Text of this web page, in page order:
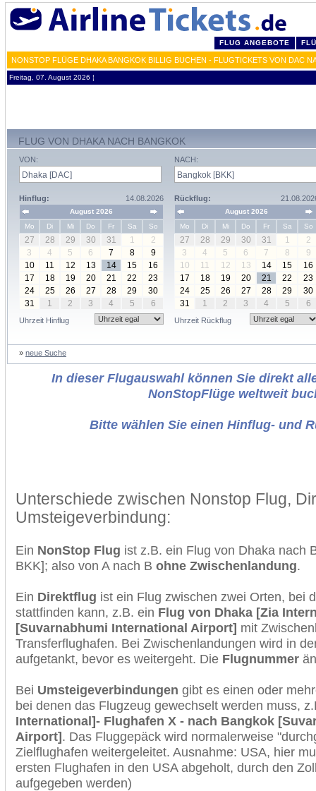
FLUG ANGEBOTE
NONSTOP FLÜGE DHAKA BANGKOK BILLIG BUCHEN - FLUGTICKETS VON DAC
Freitag, 07. August 2026 ¦
FLUG VON DHAKA NACH BANGKOK
VON:
Hinflug: 14.08.2026
August 2026
Mo
Di Mi Do Fr Sa So
27 28 29 30 31 1
2
3
4 5 6 7 8
9
10
11 12 13 14 15
16
17
18 19 20 21 22
23
24
25 26 27 28 29
30
31
1 2 3 4 5 6
Uhrzeit Hinflug
NACH:
Rückflug:
August 2026
Mo
Di Mi Do Fr Sa So
27 28 29 30 31 1
2
3
4 5 6 7 8
9
10
11 12 13 14 15
16
17
18 19 20 21 22
23
24
25 26 27 28 29
30
31
1 2 3 4 5 6
Uhrzeit Rückflug
» neue Suche
In dieser Flugauswahl können Sie direkt
NonStopFlüge weltweit
Bitte wählen Sie einen Hinflug- und
Unterschiede zwischen Nonstop Flug,
Umsteigeverbindung:
Ein NonStop Flug ist z.B. ein Flug von Dhaka nach
BKK]; also von A nach B ohne Zwischenlandung.
Ein Direktflug ist ein Flug zwischen zwei Orten, bei
stattfinden kann, z.B. ein Flug von Dhaka [Zia
[Suvarnabhumi International Airport] mit
Transferflughafen. Bei Zwischenlandungen wird in
aufgetankt, bevor es weitergeht. Die Flugnummer
Bei Umsteigeverbindungen gibt es einen oder
bei denen das Flugzeug gewechselt werden muss,
International]- Flughafen X - nach Bangkok
Airport]. Das Fluggepäck wird normalerweise
Zielflughafen weitergeleitet. Ausnahme: USA, hier
ersten Flughafen in den USA abgeholt, durch den
aufgegeben werden)